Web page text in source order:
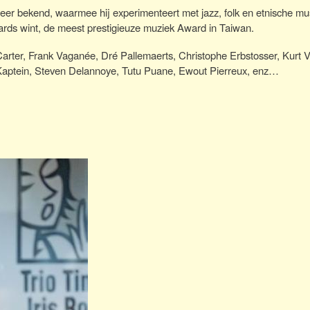
bekend, waarmee hij experimenteert met jazz, folk en etnische
wint, de meest prestigieuze muziek Award in Taiwan.
Frank Vaganée, Dré Pallemaerts, Christophe Erbstosser, Kurt
Steven Delannoye, Tutu Puane, Ewout Pierreux, enz…